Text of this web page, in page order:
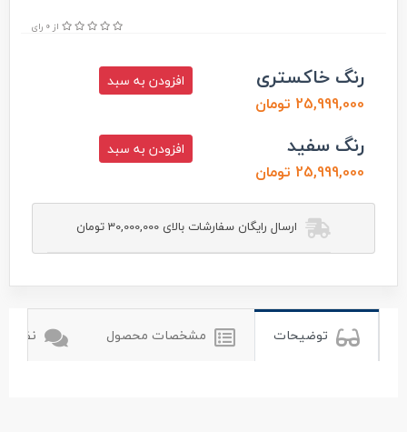
از 0 رای
رنگ خاکستری
25,999,000 تومان
افزودن به سبد
رنگ سفید
25,999,000 تومان
افزودن به سبد
ارسال رایگان سفارشات بالای 30,000,000 تومان
توضیحات مشخصات محصول نظرات